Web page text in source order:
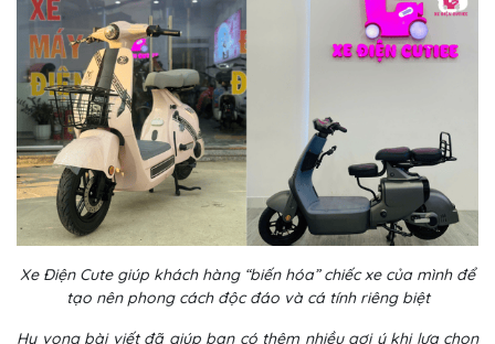
Xe Điện Cute giúp khách hàng “biến hóa” chiếc xe của mình để
tạo nên phong cách độc đáo và cá tính riêng biệt
Hy vọng bài viết đã giúp bạn có thêm nhiều gợi ý khi lựa chọn